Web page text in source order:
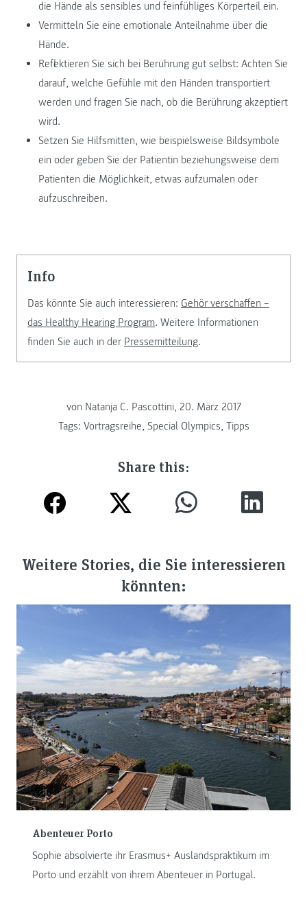
die Hände als sensibles und feinfühliges Körperteil ein.
Vermitteln Sie eine emotionale Anteilnahme über die
Hände.
Reflektieren Sie sich bei Berührung gut selbst: Achten Sie
darauf, welche Gefühle mit den Händen transportiert
werden und fragen Sie nach, ob die Berührung akzeptiert
wird.
Setzen Sie Hilfsmitten, wie beispielsweise Bildsymbole
ein oder geben Sie der Patientin beziehungsweise dem
Patienten die Möglichkeit, etwas aufzumalen oder
aufzuschreiben.
info
Das könnte Sie auch interessieren: Gehör verschaffen –
das Healthy Hearing Program. Weitere Informationen
finden Sie auch in der Pressemitteilung.
von Natanja C. Pascottini, 20. März 2017
Tags: Vortragsreihe, Special Olympics, Tipps
Share this:
Weitere Stories, die Sie interessieren
könnten:
Abenteuer Porto
Sophie absolvierte ihr Erasmus+ Auslandspraktikum im
Porto und erzählt von ihrem Abenteuer in Portugal.